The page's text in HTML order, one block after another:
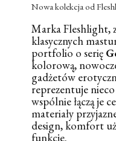
Nowa kolekcja od
Marka Fleshlight,
klasycznych
portfolio o serię
kolorową,
gadżetów
reprezentuje
wspólnie łączą je
materiały
design, komfort
funkcje.